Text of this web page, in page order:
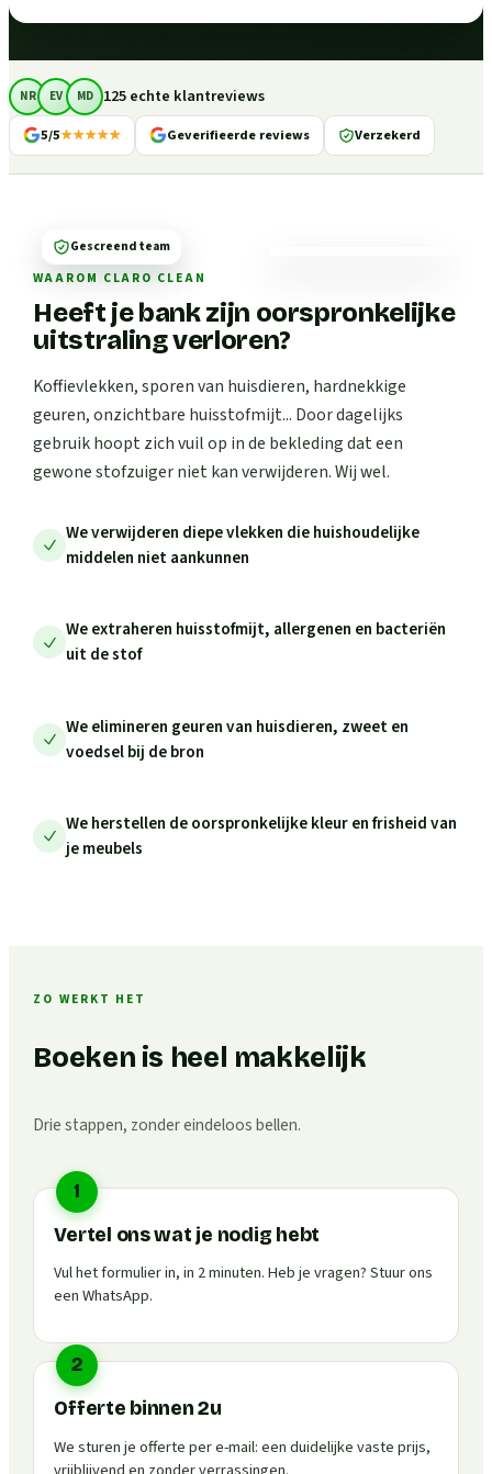
NR EV MD 125 echte klantreviews
5/5★★★★★ Geverifieerde reviews Verzekerd
WAAROM CLARO CLEAN
Heeft je bank zijn oorspronkelijke
uitstraling verloren?
Koffievlekken, sporen van huisdieren, hardnekkige
geuren, onzichtbare huisstofmijt... Door dagelijks
gebruik hoopt zich vuil op in de bekleding dat een
gewone stofzuiger niet kan verwijderen. Wij wel.
We verwijderen diepe vlekken die huishoudelijke
middelen niet aankunnen
We extraheren huisstofmijt, allergenen en bacteriën
uit de stof
We elimineren geuren van huisdieren, zweet en
voedsel bij de bron
We herstellen de oorspronkelijke kleur en frisheid van
je meubels
Gescreend team
ZO WERKT HET
Boeken is heel makkelijk
Drie stappen, zonder eindeloos bellen.
1
Vertel ons wat je nodig hebt
Vul het formulier in, in 2 minuten. Heb je vragen? Stuur ons
een WhatsApp.
2
Offerte binnen 2u
We sturen je offerte per e-mail: een duidelijke vaste prijs,